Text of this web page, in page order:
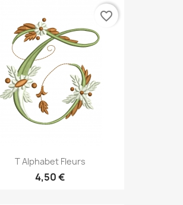
T Alphabet Fleurs
4,50 €
favorite_border